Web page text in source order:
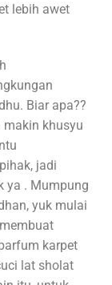
lebih awet
Biar apa??
makin khusyu
jadi
ya . Mumpung
yuk mulai
karpet
lat sholat